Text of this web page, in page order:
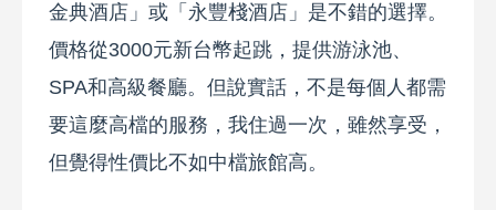
金典酒店」或「永豐棧酒店」是不錯的選擇。
價格從3000元新台幣起跳，提供游泳池、
SPA和高級餐廳。但說實話，不是每個人都需
要這麼高檔的服務，我住過一次，雖然享受，
但覺得性價比不如中檔旅館高。